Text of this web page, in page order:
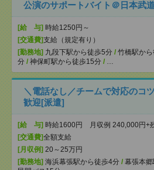
公演のサポートバイト＠日本武
[給 与] 時給1250円～
[交通費]支給（規定有り）
[勤務地] 九段下駅から徒歩5分 / 竹橋駅か
分 / 神保町駅から徒歩15分 / …
＼電話なし／チームで対応のコ
歓迎[派遣]
[給 与] 時給1600円 月収例 240,000円+
[交通費]全額支給
[月収例] 20～25万円
[勤務地] 海浜幕張駅から徒歩4分 / 幕張本郷